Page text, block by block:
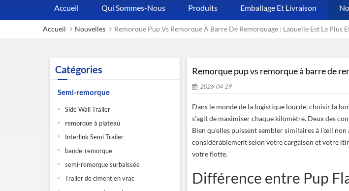
Accueil Qui Sommes-Nous Produits Emballage Et Livraison
Accueil Nouvelles Remorque Pup Vs Remorque À Barre De Remorquage : Laquelle Est La Plus
Catégories
Semi-remorque
Side Wall Trailer
remorque à plateau
Interlink Semi Trailer
bande-remorque
semi-remorque surbaissée
Trailer de ciment en vrac
Remorque pup vs remorque à barre de
2026-04-29
Dans le monde de la logistique lourde, choisir la
s'agit de maximiser chaque kilomètre. Deux des
Bien qu'elles puissent sembler similaires à l'œil
considérablement selon votre cargaison et votre
votre flotte.
Différence entre Pup